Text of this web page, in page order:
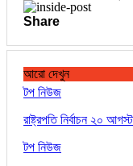
Share
আরো দেখুন
টপ নিউজ
রাষ্ট্রপতি নির্বাচন ২০ আগস্ট
টপ নিউজ